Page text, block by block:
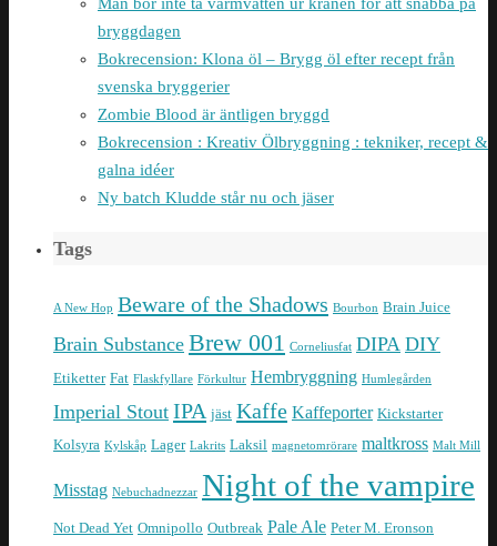
bryggdagen
Bokrecension: Klona öl – Brygg öl efter recept från
svenska bryggerier
Zombie Blood är äntligen bryggd
Bokrecension : Kreativ Ölbryggning : tekniker, recept &
galna idéer
Ny batch Kludde står nu och jäser
Tags
A New Hop Beware of the Shadows Bourbon Brain Juice
Brain Substance Brew 001 Corneliusfat DIPA DIY
Etiketter Fat Flaskfyllare Förkultur Hembryggning Humlegården
Imperial Stout IPA jäst Kaffe Kaffeporter Kickstarter
Kolsyra Kylskåp Lager Lakrits Laksil magnetomrörare maltkross Malt Mill
Misstag Nebuchadnezzar Night of the vampire
Not Dead Yet Omnipollo Outbreak Pale Ale Peter M. Eronson